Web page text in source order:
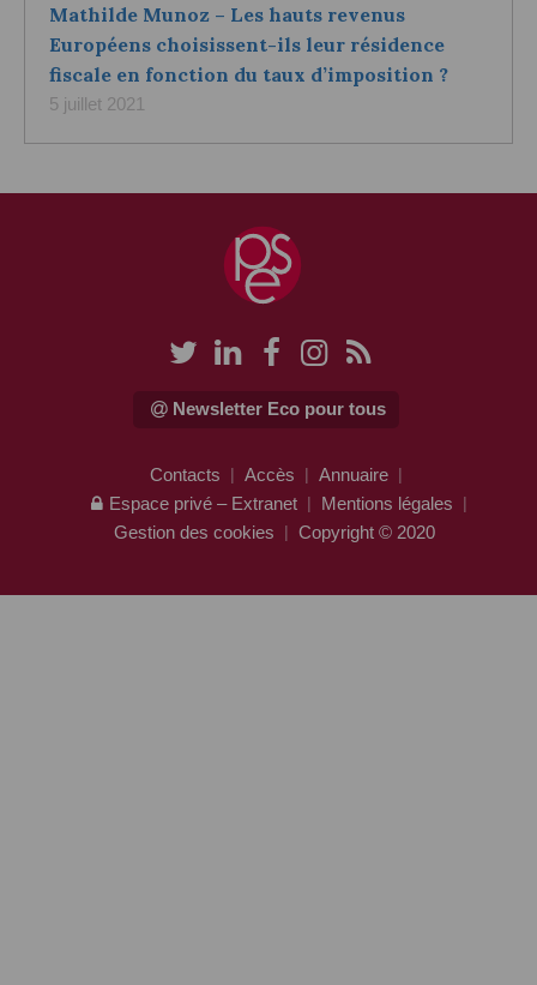
Mathilde Munoz – Les hauts revenus
Européens choisissent-ils leur résidence
fiscale en fonction du taux d’imposition ?
5 juillet 2021
Newsletter Eco pour tous
Contacts Accès
Annuaire
Espace privé – Extranet
Mentions légales
Gestion des cookies
Copyright © 2020